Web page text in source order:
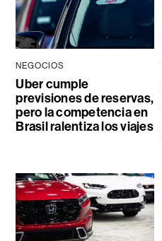
NEGOCIOS
Uber cumple
previsiones de reservas,
pero la competencia en
Brasil ralentiza los viajes